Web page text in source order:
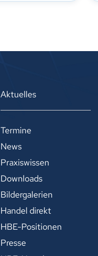
Aktuelles
Termine
News
Praxiswissen
Downloads
Bildergalerien
Handel direkt
HBE-Positionen
Presse